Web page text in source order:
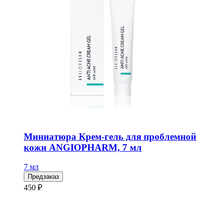
Миниатюра Крем-гель для проблемной
кожи ANGIOPHARM, 7 мл
7 мл
Предзаказ
450 ₽